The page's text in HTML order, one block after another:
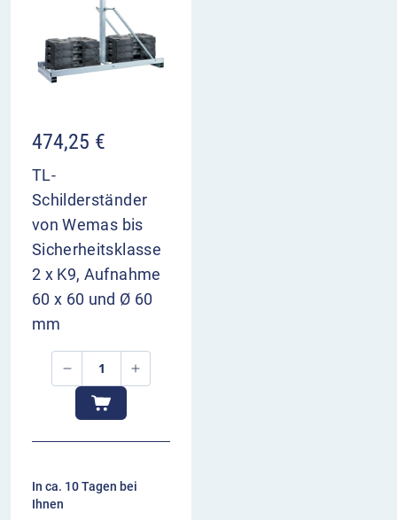
474,25 €
TL-
Schilderständer
von Wemas bis
Sicherheitsklasse
2 x K9, Aufnahme
60 x 60 und Ø 60
mm
In ca. 10 Tagen bei
Ihnen